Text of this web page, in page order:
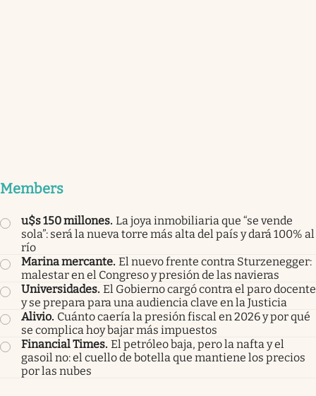
Members
u$s 150 millones. La joya inmobiliaria que “se vende
sola”: será la nueva torre más alta del país y dará 100% al
río
Marina mercante. El nuevo frente contra Sturzenegger:
malestar en el Congreso y presión de las navieras
Universidades. El Gobierno cargó contra el paro docente
y se prepara para una audiencia clave en la Justicia
Alivio. Cuánto caería la presión fiscal en 2026 y por qué
se complica hoy bajar más impuestos
Financial Times. El petróleo baja, pero la nafta y el
gasoil no: el cuello de botella que mantiene los precios
por las nubes